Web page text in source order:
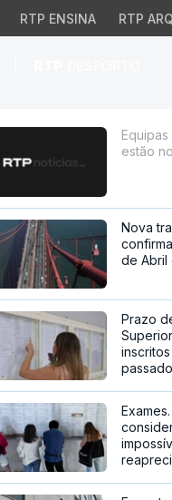
RTP ENSINA RTP
na
estão
Nova
de Abril
Prazo
passado